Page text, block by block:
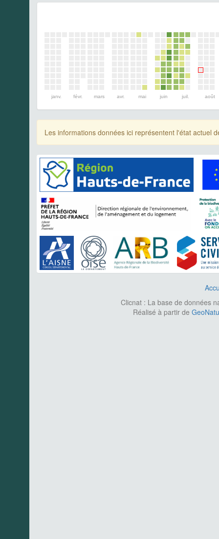
janv. févr. mars avr. mai juin juil. août
Les informations données ici représentent l'état actuel
Clicnat : La base de données
Réalisé à partir de